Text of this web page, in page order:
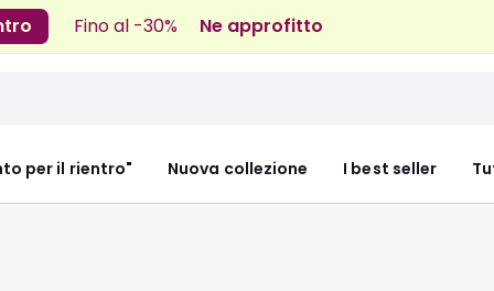
Fino al -30% Ne approfitto
per il rientro" Nuova collezione I best seller